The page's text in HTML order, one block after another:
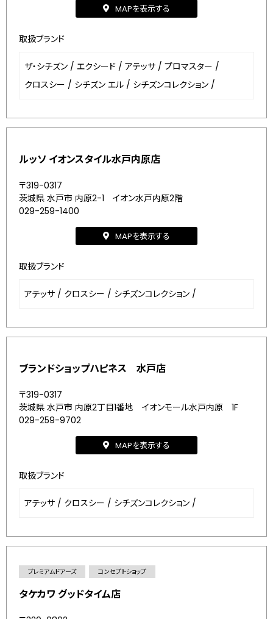
MAPを表示する
取扱ブランド
ザ・シチズン / エクシード / アテッサ / プロマスター /
クロスシー / シチズン エル / シチズンコレクション /
ルッソ イオンスタイル水戸内原店
〒319-0317
茨城県 水戸市 内原2-1 イオン水戸内原2階
029-259-1400
MAPを表示する
取扱ブランド
アテッサ / クロスシー / シチズンコレクション /
ブランドショップハピネス 水戸店
〒319-0317
茨城県 水戸市 内原2丁目1番地 イオンモール水戸内原 1F
029-259-9702
MAPを表示する
取扱ブランド
アテッサ / クロスシー / シチズンコレクション /
プレミアムドアーズ コンセプトショップ
タケカワ グッドタイム店